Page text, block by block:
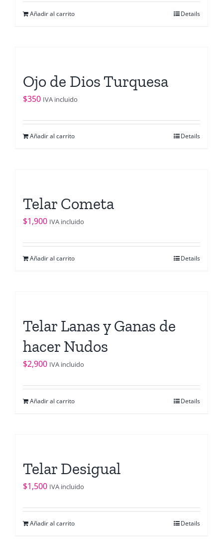
Añadir al carrito Details
Ojo de Dios Turquesa
$350 IVA incluido
Añadir al carrito Details
Telar Cometa
$1,900 IVA incluido
Añadir al carrito Details
Telar Lanas y Ganas de
hacer Nudos
$2,900 IVA incluido
Añadir al carrito Details
Telar Desigual
$1,500 IVA incluido
Añadir al carrito Details